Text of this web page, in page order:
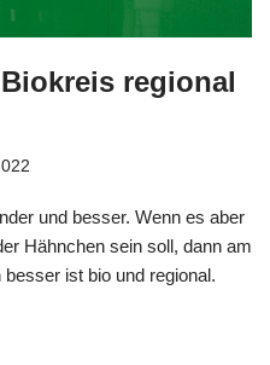
regional
und besser. Wenn es aber
Hähnchen sein soll, dann am
ist bio und regional.